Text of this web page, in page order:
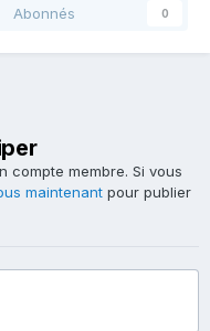
Abonnés 0
compte membre. Si vous
maintenant pour publier